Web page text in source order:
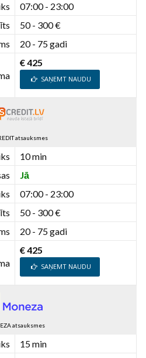
07:00 - 23:00
50 - 300 €
20 - 75 gadi
€ 425
SAŅEMT NAUDU
atsauksmes
10 min
Jā
07:00 - 23:00
50 - 300 €
20 - 75 gadi
€ 425
SAŅEMT NAUDU
atsauksmes
15 min